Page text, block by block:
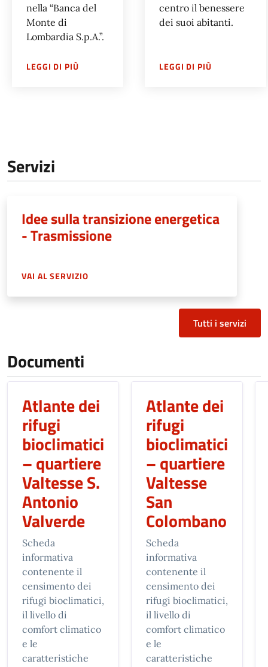
nella “Banca del
Monte di
Lombardia S.p.A.”.
LEGGI DI PIÙSU FONDAZIONE BANCA DEL MONTE DI
centro il benessere
dei suoi abitanti.
LEGGI DI PIÙSU
Servizi
Idee sulla transizione energetica
- Trasmissione
VAI AL SERVIZIO
Tutti i servizi
Documenti
Atlante dei
rifugi
bioclimatici
– quartiere
Valtesse S.
Antonio
Valverde
Scheda
informativa
contenente il
censimento dei
rifugi bioclimatici,
il livello di
comfort climatico
e le
caratteristiche
Atlante dei
rifugi
bioclimatici
– quartiere
Valtesse
San
Colombano
Scheda
informativa
contenente il
censimento dei
rifugi bioclimatici,
il livello di
comfort climatico
e le
caratteristiche